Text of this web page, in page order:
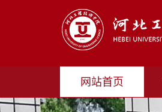
网站首页